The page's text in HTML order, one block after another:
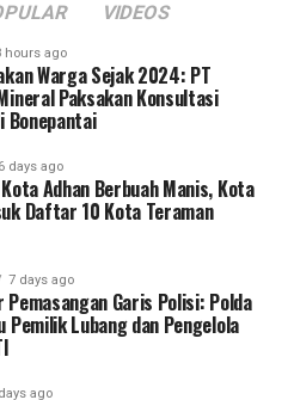
Th. Kum, M.Biomed., Ns. Nur
dan Ns. Sartika, S.Kep.,
ini memastikan seluruh
berjalan sesuai standar
Desa Luwoo, Taufik
bahwa selain mengawal
bertindak sebagai
pemahaman mekanisme
awal, pentingnya
minum obat
VIDEOS
hours ago
Warga Sejak 2024: PT
Paksakan Konsultasi
Bonepantai
6 days ago
Adhan Berbuah Manis, Kota
Daftar 10 Kota Teraman
7 days ago
Pemasangan Garis Polisi: Polda
Pemilik Lubang dan Pengelola
ago